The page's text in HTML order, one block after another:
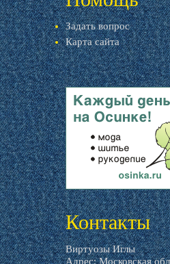
Задать вопрос
Карта сайта
livemaster.ru
Контакты
Виртуозы Иглы
Адрес: Московская